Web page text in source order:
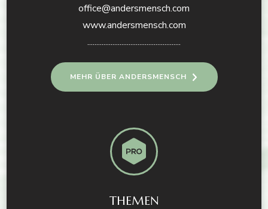
office@andersmensch.com
www.andersmensch.com
....................................................
MEHR ÜBER ANDERSMENSCH
THEMEN